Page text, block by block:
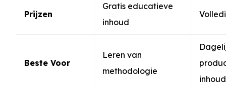
Prijzen
Gratis educatieve
inhoud
Beste Voor
Leren van
methodologie